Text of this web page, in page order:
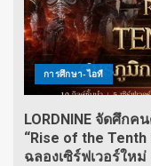
การศึกษา-ไอที
LORDNINE จัดศึก
“Rise of the
ฉลองเซิร์ฟเวอร์ใหม่